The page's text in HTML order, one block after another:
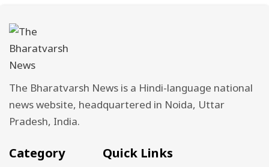
The Bharatvarsh News is a Hindi-language national
news website, headquartered in Noida, Uttar
Pradesh, India.
Category Quick Links